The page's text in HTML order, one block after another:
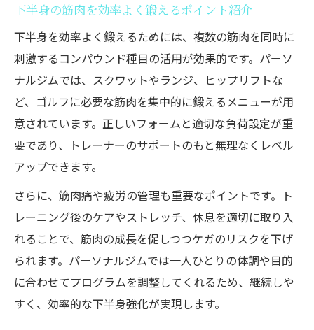
ゴルファー必見の下半身トレーニング実践
術
脚力強化を実感できるパーソナルジム活用
法
下半身の筋肉を効率よく鍛えるポイント紹介
下半身を効率よく鍛えるためには、複数の筋肉を同時に
刺激するコンパウンド種目の活用が効果的です。パーソ
ナルジムでは、スクワットやランジ、ヒップリフトな
ど、ゴルフに必要な筋肉を集中的に鍛えるメニューが用
意されています。正しいフォームと適切な負荷設定が重
要であり、トレーナーのサポートのもと無理なくレベル
アップできます。
さらに、筋肉痛や疲労の管理も重要なポイントです。ト
レーニング後のケアやストレッチ、休息を適切に取り入
れることで、筋肉の成長を促しつつケガのリスクを下げ
られます。パーソナルジムでは一人ひとりの体調や目的
に合わせてプログラムを調整してくれるため、継続しや
すく、効率的な下半身強化が実現します。